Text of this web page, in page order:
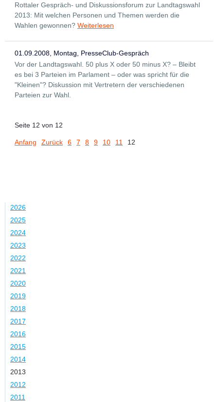
Rottaler Gespräch- und Diskussionsforum zur Landtagswahl
2013: Mit welchen Personen und Themen werden die
Wahlen gewonnen? Weiterlesen
01.09.2008, Montag, PresseClub-Gespräch
Vor der Landtagswahl. 50 plus X oder 50 minus X? – Bleibt
es bei 3 Parteien im Parlament – oder was spricht für die
"Kleinen"? Diskussion mit Vertretern der verschiedenen
Parteien zur Wahl.
Seite 12 von 12
Anfang Zurück 6 7 8 9 10 11 12
2026
2025
2024
2023
2022
2021
2020
2019
2018
2017
2016
2015
2014
2013
2012
2011